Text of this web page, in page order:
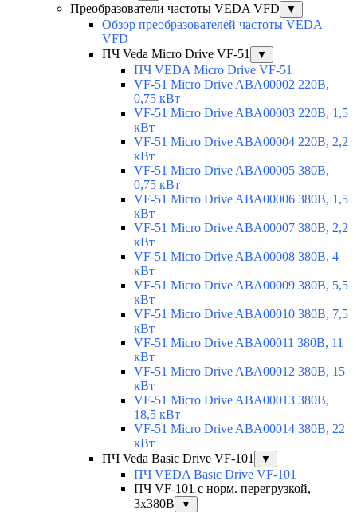
Преобразователи частоты VEDA VFD ▼
Обзор преобразователей частоты VEDA
VFD
ПЧ Veda Micro Drive VF-51
▼
ПЧ VEDA Micro Drive VF-51
VF-51 Micro Drive ABA00002 220В,
0,75 кВт
VF-51 Micro Drive ABA00003 220В, 1,5
кВт
VF-51 Micro Drive ABA00004 220В, 2,2
кВт
VF-51 Micro Drive ABA00005 380В,
0,75 кВт
VF-51 Micro Drive ABA00006 380В, 1,5
кВт
VF-51 Micro Drive ABA00007 380В, 2,2
кВт
VF-51 Micro Drive ABA00008 380В, 4
кВт
VF-51 Micro Drive ABA00009 380В, 5,5
кВт
VF-51 Micro Drive ABA00010 380В, 7,5
кВт
VF-51 Micro Drive ABA00011 380В, 11
кВт
VF-51 Micro Drive ABA00012 380В, 15
кВт
VF-51 Micro Drive ABA00013 380В,
18,5 кВт
VF-51 Micro Drive ABA00014 380В, 22
кВт
ПЧ Veda Basic Drive VF-101
▼
ПЧ VEDA Basic Drive VF-101
ПЧ VF-101 с норм. перегрузкой,
3х380В
▼